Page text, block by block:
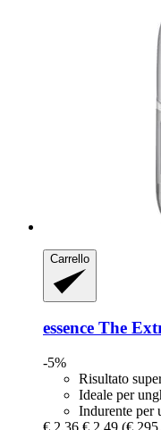
Carrello
essence The
-5%
Risultato
Ideale per
Indurente per
€ 2,36 € 2,49 (€